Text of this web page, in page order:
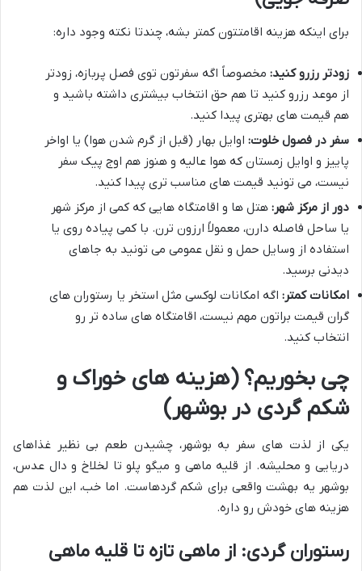
برای اینکه هزینه اقامتتون کمتر بشه، چندتا نکته وجود داره:
زودتر رزرو کنید: مخصوصاً اگه سفرتون توی فصل پربازه، زودتر
از موعد رزرو کنید تا هم حق انتخاب بیشتری داشته باشید و
هم قیمت های بهتری پیدا کنید.
سفر در فصول خلوت: اوایل بهار (قبل از گرم شدن هوا) یا اواخر
پاییز و اوایل زمستان که هوا عالیه و هنوز هم اوج پیک سفر
نیست، می تونید قیمت های مناسب تری پیدا کنید.
دور از مرکز شهر: هتل ها و اقامتگاه هایی که کمی از مرکز شهر
یا ساحل فاصله دارن، معمولاً ارزون ترن. با کمی پیاده روی یا
استفاده از وسایل حمل و نقل عمومی می تونید به جاهای
دیدنی برسید.
امکانات کمتر: اگه امکانات لوکسی مثل استخر یا رستوران های
گران قیمت براتون مهم نیست، اقامتگاه های ساده تر رو
انتخاب کنید.
چی بخوریم؟ (هزینه های خوراک و
شکم گردی در بوشهر)
یکی از لذت های سفر به بوشهر، چشیدن طعم بی نظیر غذاهای
دریایی و محلیشه. از قلیه ماهی و میگو پلو تا لخلاخ و دال عدس،
بوشهر یه بهشت واقعی برای شکم گردهاست. اما خب، این لذت هم
هزینه های خودش رو داره.
رستوران گردی: از ماهی تازه تا قلیه ماهی